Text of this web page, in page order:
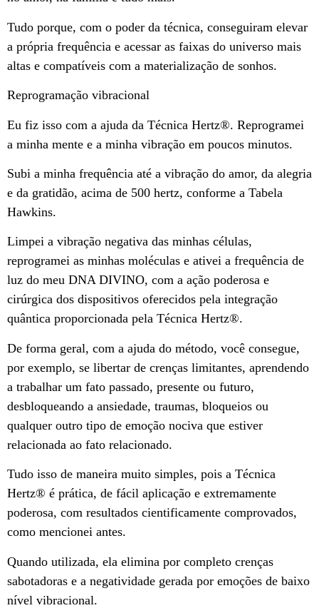
Tudo porque, com o poder da técnica, conseguiram elevar
a própria frequência e acessar as faixas do universo mais
altas e compatíveis com a materialização de sonhos.
Reprogramação vibracional
Eu fiz isso com a ajuda da Técnica Hertz®️. Reprogramei
a minha mente e a minha vibração em poucos minutos.
Subi a minha frequência até a vibração do amor, da alegria
e da gratidão, acima de 500 hertz, conforme a Tabela
Hawkins.
Limpei a vibração negativa das minhas células,
reprogramei as minhas moléculas e ativei a frequência de
luz do meu DNA DIVINO, com a ação poderosa e
cirúrgica dos dispositivos oferecidos pela integração
quântica proporcionada pela Técnica Hertz®️.
De forma geral, com a ajuda do método, você consegue,
por exemplo, se libertar de crenças limitantes, aprendendo
a trabalhar um fato passado, presente ou futuro,
desbloqueando a ansiedade, traumas, bloqueios ou
qualquer outro tipo de emoção nociva que estiver
relacionada ao fato relacionado.
Tudo isso de maneira muito simples, pois a Técnica
Hertz®️ é prática, de fácil aplicação e extremamente
poderosa, com resultados cientificamente comprovados,
como mencionei antes.
Quando utilizada, ela elimina por completo crenças
sabotadoras e a negatividade gerada por emoções de baixo
nível vibracional.